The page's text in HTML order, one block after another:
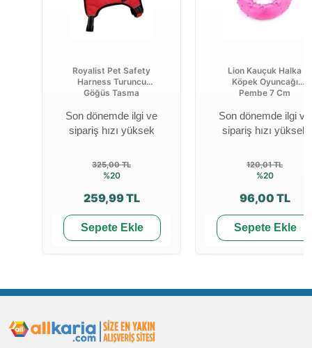
Royalist Pet Safety
Harness Turuncu
Göğüs Tasma
Son dönemde ilgi ve
sipariş hızı yüksek
325,00 TL
%20
259,99 TL
Sepete Ekle
Lion Kauçuk Halka
Köpek Oyuncağı
Pembe 7 Cm
Son dönemde ilgi ve
sipariş hızı yüksek
120,01 TL
%20
96,00 TL
Sepete Ekle